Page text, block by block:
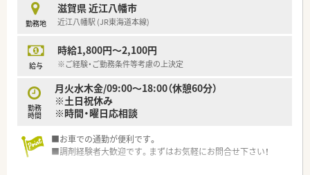
勤務地
滋賀県 近江八幡市
近江八幡駅 (JR東海道本線)
給与
時給1,800円～2,100円
※ご経験・ご勤務条件等考慮の上決定
勤務
時間
月火水木金/09:00～18:00（休憩60分）
※土日祝休み
※時間・曜日応相談
■お車での通勤が便利です。
■調剤経験者大歓迎です。まずはお気軽にお問合せ下さい！